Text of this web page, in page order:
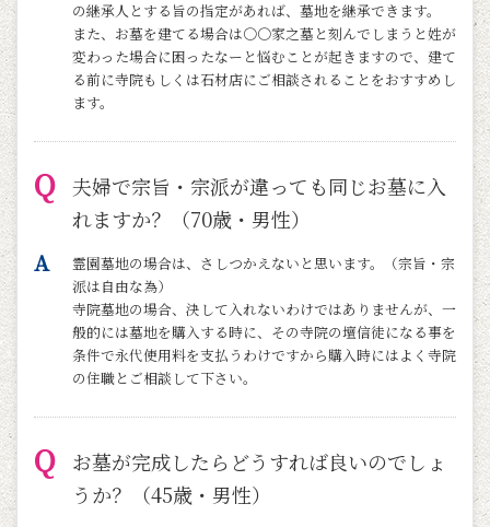
の継承人とする旨の指定があれば、墓地を継承できます。
また、お墓を建てる場合は○○家之墓と刻んでしまうと姓が
変わった場合に困ったなーと悩むことが起きますので、建て
る前に寺院もしくは石材店にご相談されることをおすすめし
ます。
夫婦で宗旨・宗派が違っても同じお墓に入
れますか？（70歳・男性）
霊園墓地の場合は、さしつかえないと思います。（宗旨・宗
派は自由な為）
寺院墓地の場合、決して入れないわけではありませんが、一
般的には墓地を購入する時に、その寺院の壇信徒になる事を
条件で永代使用料を支払うわけですから購入時にはよく寺院
の住職とご相談して下さい。
お墓が完成したらどうすれば良いのでしょ
うか？（45歳・男性）